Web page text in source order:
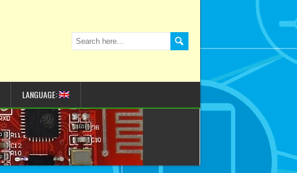
LANGUAGE: